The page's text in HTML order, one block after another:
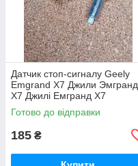
Датчик стоп-сигналу Geely
Emgrand X7 Джили Эмгранд
Х7 Джилі Емгранд Х7
Готово до відправки
185 ₴